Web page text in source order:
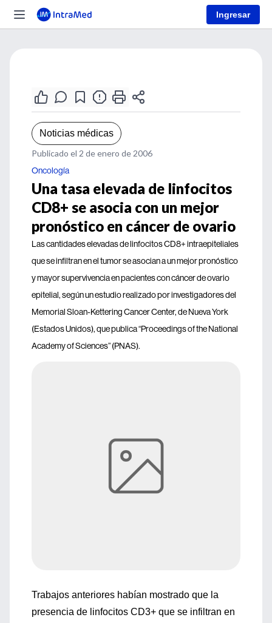
Ingresar
Noticias médicas
Publicado el 2 de enero de 2006
Oncología
Una tasa elevada de linfocitos
CD8+ se asocia con un mejor
pronóstico en cáncer de ovario
Las cantidades elevadas de linfocitos CD8+ intraepiteliales
que se infiltran en el tumor se asocian a un mejor pronóstico
y mayor supervivencia en pacientes con cáncer de ovario
epitelial, según un estudio realizado por investigadores del
Memorial Sloan-Kettering Cancer Center, de Nueva York
(Estados Unidos), que publica “Proceedings of the National
Academy of Sciences” (PNAS).
Trabajos anteriores habían mostrado que la
presencia de linfocitos CD3+ que se infiltran en